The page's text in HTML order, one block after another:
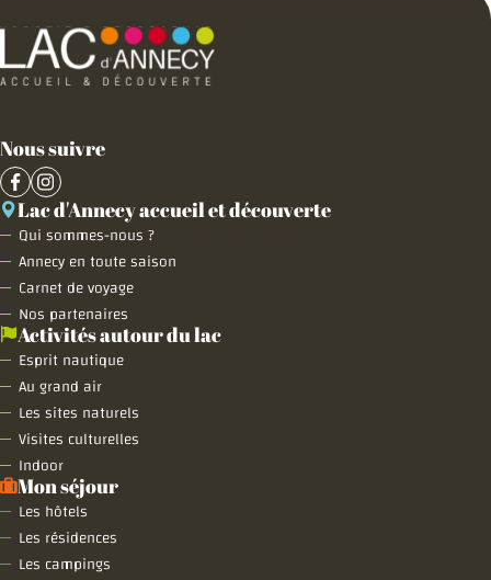
Nous suivre
Lac d'Annecy accueil et découverte
Qui sommes-nous ?
Annecy en toute saison
Carnet de voyage
Nos partenaires
Activités autour du lac
Esprit nautique
Au grand air
Les sites naturels
Visites culturelles
Indoor
Mon séjour
Les hôtels
Les résidences
Les campings